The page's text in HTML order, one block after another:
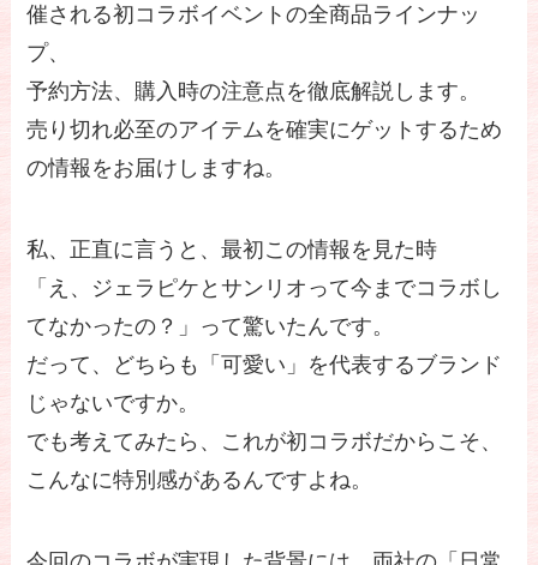
催される初コラボイベントの全商品ラインナッ
プ、
予約方法、購入時の注意点を徹底解説します。
売り切れ必至のアイテムを確実にゲットするため
の情報をお届けしますね。
私、正直に言うと、最初この情報を見た時
「え、ジェラピケとサンリオって今までコラボし
てなかったの？」って驚いたんです。
だって、どちらも「可愛い」を代表するブランド
じゃないですか。
でも考えてみたら、これが初コラボだからこそ、
こんなに特別感があるんですよね。